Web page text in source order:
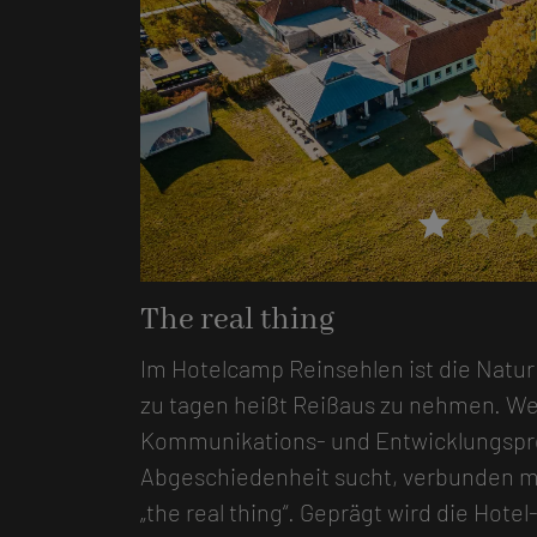
starstar
The real thing
Im Hotelcamp Reinsehlen ist die
zu tagen heißt Reißaus zu nehmen.
Kommunikations- und
Abgeschiedenheit sucht, verbunden
„the real thing“. Geprägt wird die